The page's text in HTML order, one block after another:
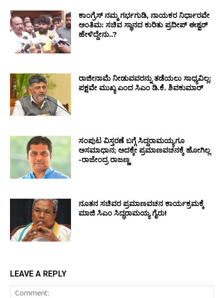
ಕಾಂಗ್ರೆಸ್ ನಮ್ಮ ಗರ್ಭಗುಡಿ, ನಾಯಕರ ನಿರ್ಧಾರವೇ
ಅಂತಿಮ: ಸಚಿವ ಸ್ಥಾನದ ಕುರಿತು ಪ್ರದೀಪ್ ಈಶ್ವರ್
ಹೇಳಿದ್ದೇನು..?
ರಾಜೀನಾಮೆ ನೀಡುವವರನ್ನು ತಡೆಯಲು ಸಾಧ್ಯವಿಲ್ಲ:
ಪಕ್ಷವೇ ಮುಖ್ಯ ಎಂದ ಸಿಎಂ ಡಿ.ಕೆ. ಶಿವಕುಮಾರ್
ಸಂಪುಟ ವಿಸ್ತರಣೆ ಬಗ್ಗೆ ಸಿದ್ದರಾಮಯ್ಯಗೂ
ಅಸಮಾಧಾನ; ಅದಕ್ಕೇ ಪ್ರಮಾಣವಚನಕ್ಕೆ ಹೋಗಿಲ್ಲ
-ರಾಜೇಂದ್ರ ರಾಜಣ್ಣ
ನೂತನ ಸಚಿವರ ಪ್ರಮಾಣವಚನ ಕಾರ್ಯಕ್ರಮಕ್ಕೆ
ಮಾಜಿ ಸಿಎಂ ಸಿದ್ಧರಾಮಯ್ಯ ಗೈರು!
LEAVE A REPLY